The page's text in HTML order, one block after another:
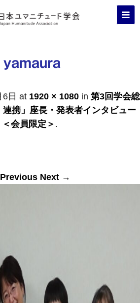
yamaura
日 at 1920 × 1080 in 第3回学会総
携」座長・発表者インタビュー
＜会員限定＞ .
Next →